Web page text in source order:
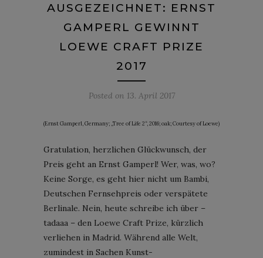
AUSGEZEICHNET: ERNST
GAMPERL GEWINNT
LOEWE CRAFT PRIZE
2017
Posted on 13. April 2017
(Ernst Gamperl, Germany; „Tree of Life 2“, 2016; oak; Courtesy of Loewe)
Gratulation, herzlichen Glückwunsch, der
Preis geht an Ernst Gamperl! Wer, was, wo?
Keine Sorge, es geht hier nicht um Bambi,
Deutschen Fernsehpreis oder verspätete
Berlinale. Nein, heute schreibe ich über –
tadaaa – den Loewe Craft Prize, kürzlich
verliehen in Madrid. Während alle Welt,
zumindest in Sachen Kunst-